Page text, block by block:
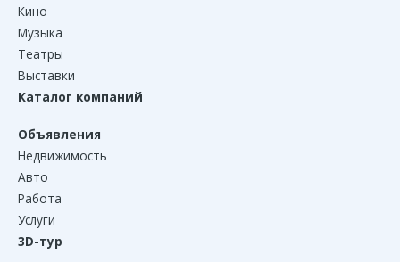
Кино
Музыка
Театры
Выставки
Каталог компаний
Объявления
Недвижимость
Авто
Работа
Услуги
3D-тур